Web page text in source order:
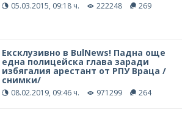
05.03.2015, 09:18 ч. 222248 269
Ексклузивно в BulNews! Падна още
една полицейска глава заради
избягалия арестант от РПУ Враца /
снимки/
08.02.2019, 09:46 ч. 971299 264